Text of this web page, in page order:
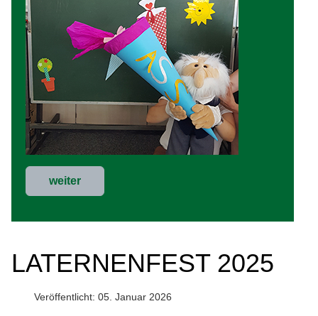
weiter
LATERNENFEST 2025
Veröffentlicht: 05. Januar 2026